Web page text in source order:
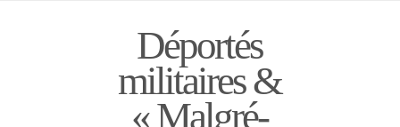
Déportés
militaires &
« Malgré-